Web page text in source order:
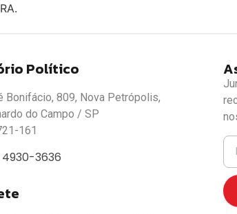
Político
Bonifácio, 809, Nova Petrópolis,
do Campo / SP
161
4930-3636